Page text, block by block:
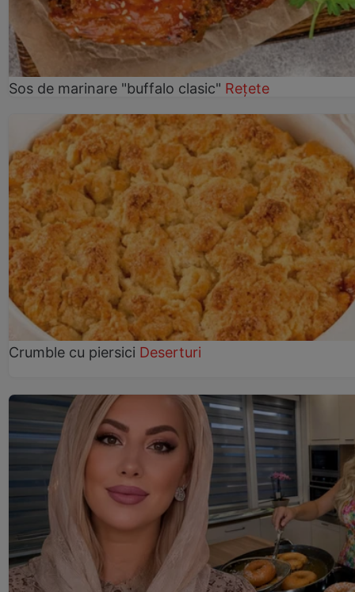
Sos de marinare "buffalo clasic" Rețete
Crumble cu piersici Deserturi